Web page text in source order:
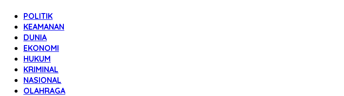
POLITIK
KEAMANAN
DUNIA
EKONOMI
HUKUM
KRIMINAL
NASIONAL
OLAHRAGA